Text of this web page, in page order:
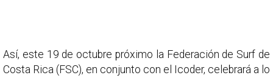
Así, este 19 de octubre próximo la Federación de Surf de
Costa Rica (FSC), en conjunto con el Icoder, celebrará a lo